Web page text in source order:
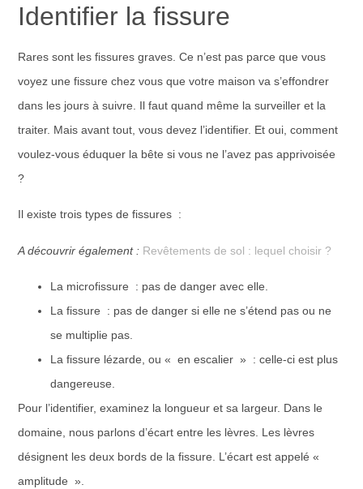
Identifier la fissure
Rares sont les fissures graves. Ce n’est pas parce que vous
voyez une fissure chez vous que votre maison va s’effondrer
dans les jours à suivre. Il faut quand même la surveiller et la
traiter. Mais avant tout, vous devez l’identifier. Et oui, comment
voulez-vous éduquer la bête si vous ne l’avez pas apprivoisée
?
Il existe trois types de fissures :
A découvrir également : Revêtements de sol : lequel choisir ?
La microfissure : pas de danger avec elle.
La fissure : pas de danger si elle ne s’étend pas ou ne
se multiplie pas.
La fissure lézarde, ou « en escalier » : celle-ci est plus
dangereuse.
Pour l’identifier, examinez la longueur et sa largeur. Dans le
domaine, nous parlons d’écart entre les lèvres. Les lèvres
désignent les deux bords de la fissure. L’écart est appelé «
amplitude ».